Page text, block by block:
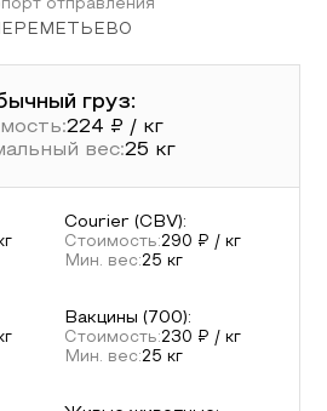
отправления
груз:
224 ₽ / кг
вес:25 кг
Courier (CBV):
Стоимость:290 ₽ / кг
Мин. вес:25 кг
Вакцины (700):
Стоимость:230 ₽ / кг
Мин. вес:25 кг